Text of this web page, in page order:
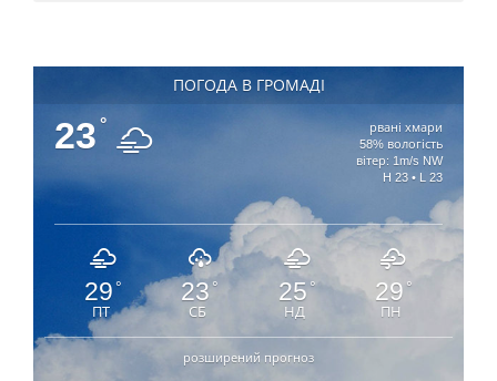
ПОГОДА В ГРОМАДІ
23 °
рвані хмари
58% вологість
вітер: 1m/s NW
H 23 • L 23
29 °
ПТ
23°
СБ
25 °
НД
29 °
ПН
розширений прогноз